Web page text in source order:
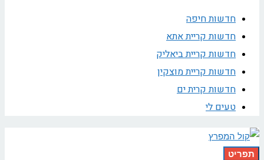
חדשות חיפה
חדשות קריית אתא
חדשות קריית ביאליק
חדשות קריית מוצקין
חדשות קרית ים
טעים לי
תפריט